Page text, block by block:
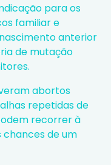
para os
familiar e
anterior
de mutação
abortos
repetidas de
recorrer à
chances de um